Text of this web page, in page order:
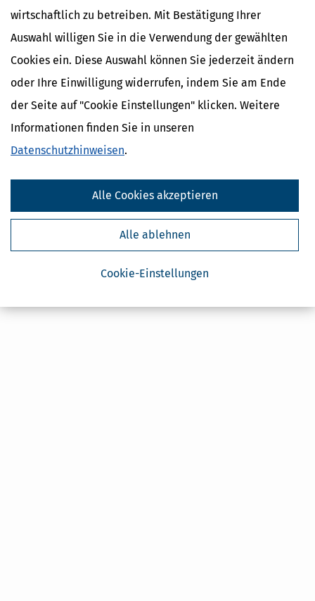
wirtschaftlich zu betreiben. Mit Bestätigung Ihrer
Auswahl willigen Sie in die Verwendung der gewählten
Cookies ein. Diese Auswahl können Sie jederzeit ändern
oder Ihre Einwilligung widerrufen, indem Sie am Ende
der Seite auf "Cookie Einstellungen" klicken. Weitere
Informationen finden Sie in unseren
Datenschutzhinweisen.
Cookie-Einstellungen
Alle ablehnen
Alle Cookies akzeptieren
Kostenlose Steuertipps & News
Absenden
Steuertipps
Steuertipps Selbstständige
Geldtipps
Ja, ich möchte die kostenlosen Newsletter
von Steuertipps abonnieren. Die
Datenschutzhinweisehabe ich gelesen.
Abbestellung des Newsletters widerrufen.